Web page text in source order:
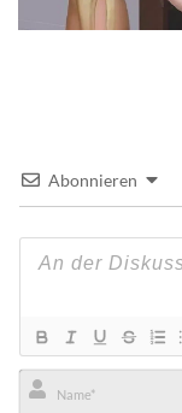
Abonnieren